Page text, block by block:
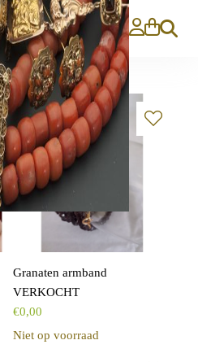
Zoeken
Granaten armband
VERKOCHT
€0,00
Niet op voorraad